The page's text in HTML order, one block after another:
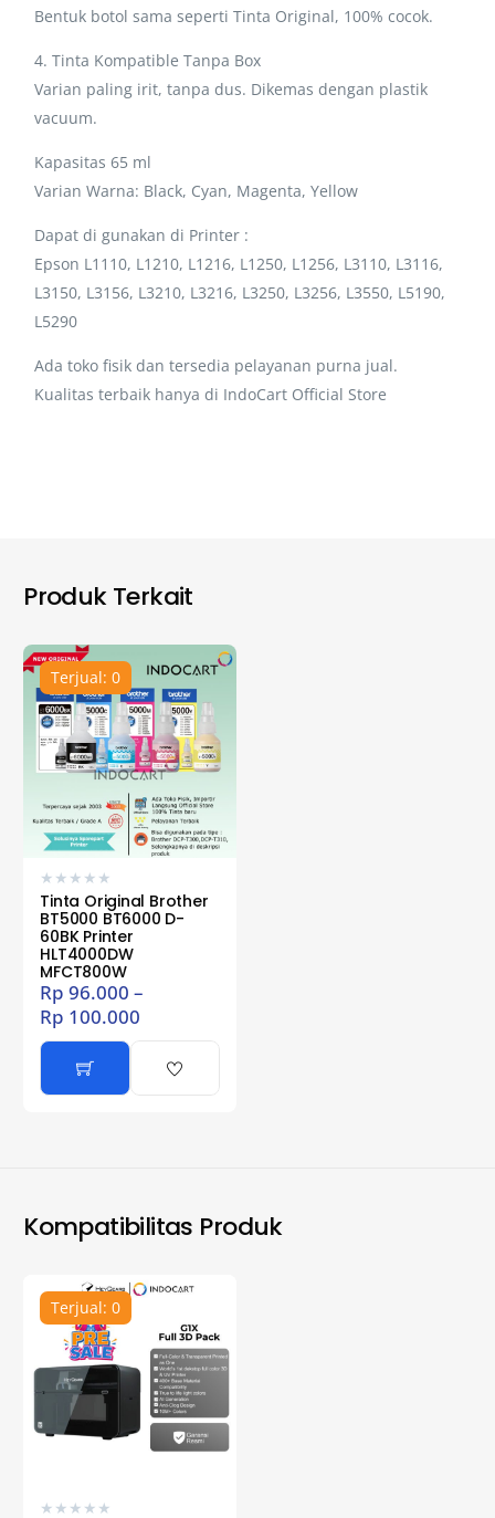
Bentuk botol sama seperti Tinta Original, 100% cocok.
4. Tinta Kompatible Tanpa Box
Varian paling irit, tanpa dus. Dikemas dengan plastik
vacuum.
Kapasitas 65 ml
Varian Warna: Black, Cyan, Magenta, Yellow
Dapat di gunakan di Printer :
Epson L1110, L1210, L1216, L1250, L1256, L3110, L3116,
L3150, L3156, L3210, L3216, L3250, L3256, L3550, L5190,
L5290
Ada toko fisik dan tersedia pelayanan purna jual.
Kualitas terbaik hanya di IndoCart Official Store
Produk Terkait
Terjual: 0
★ ★ ★ ★ ★
Tinta Original Brother
BT5000 BT6000 D-
60BK Printer
HLT4000DW
MFCT800W
Rp 96.000 –
Rp 100.000
Kompatibilitas Produk
Terjual: 0
★ ★ ★ ★ ★